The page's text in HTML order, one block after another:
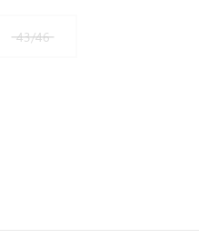
43/46